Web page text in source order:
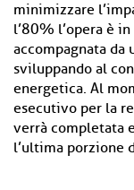
minimizzare
l’80% l’opera è
accompagnata da
sviluppando al
energetica. Al
esecutivo per la
verrà completata
l’ultima porzione